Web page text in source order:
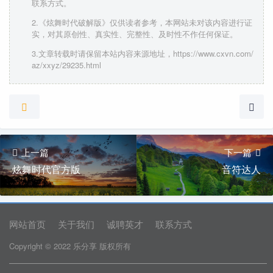
联系方式。
2.《炫舞时代破解版》仅供读者参考，本网站未对该内容进行证
实，对其原创性、真实性、完整性、及时性不作任何保证。
3.文章转载时请保留本站内容来源地址，https://www.cxvn.com/
az/xxyz/29235.html
上一篇
炫舞时代官方版
下一篇
音符达人
网站首页 关于我们 诚聘英才 联系方式
Copyright © 2022 乐分享 版权所有